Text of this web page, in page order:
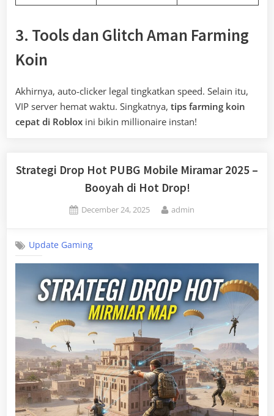
3. Tools dan Glitch Aman Farming
Koin
Akhirnya, auto-clicker legal tingkatkan speed. Selain itu,
VIP server hemat waktu. Singkatnya, tips farming koin
cepat di Roblox ini bikin millionaire instan!
Strategi Drop Hot PUBG Mobile Miramar 2025 –
Booyah di Hot Drop!
Posted
December 24, 2025 By
admin
Update Gaming